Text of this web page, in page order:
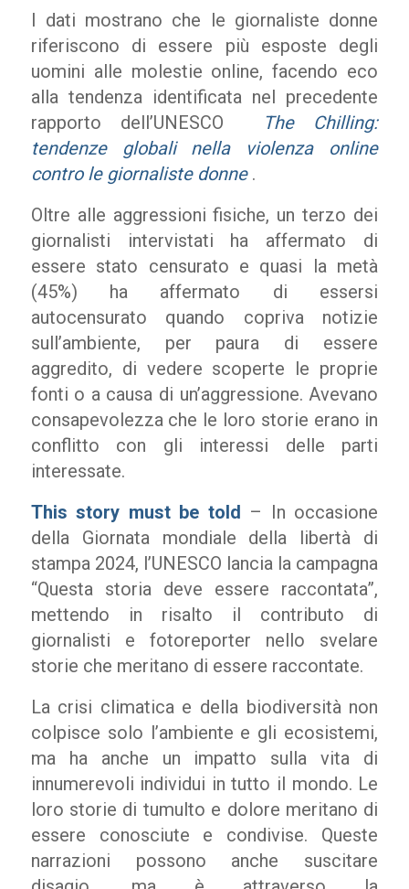
I dati mostrano che le giornaliste donne
riferiscono di essere più esposte degli
uomini alle molestie online, facendo eco
alla tendenza identificata nel precedente
rapporto dell’UNESCO
The Chilling:
tendenze globali nella violenza online
contro le giornaliste donne.
Oltre alle aggressioni fisiche, un terzo dei
giornalisti intervistati ha affermato di
essere stato censurato e quasi la metà
(45%) ha affermato di essersi
autocensurato quando copriva notizie
sull’ambiente, per paura di essere
aggredito, di vedere scoperte le proprie
fonti o a causa di un’aggressione. Avevano
consapevolezza che le loro storie erano in
conflitto con gli interessi delle parti
interessate.
This story must be told – In occasione
della Giornata mondiale della libertà di
stampa 2024, l’UNESCO lancia la campagna
“Questa storia deve essere raccontata”,
mettendo in risalto il contributo di
giornalisti e fotoreporter nello svelare
storie che meritano di essere raccontate.
La crisi climatica e della biodiversità non
colpisce solo l’ambiente e gli ecosistemi,
ma ha anche un impatto sulla vita di
innumerevoli individui in tutto il mondo. Le
loro storie di tumulto e dolore meritano di
essere conosciute e condivise. Queste
narrazioni possono anche suscitare